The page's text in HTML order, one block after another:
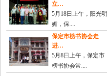
立…
5月18日上午，阳光明
媚，保....
保定市榜书协会走
进…
5月8日上午，保定市
榜书协会常....